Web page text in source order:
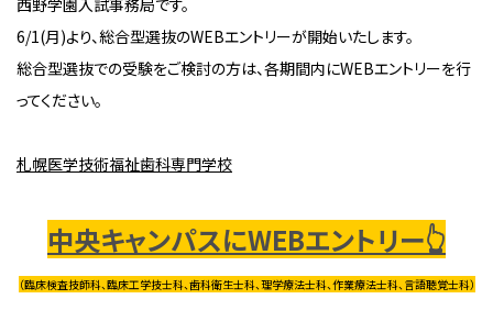
西野学園入試事務局です。
6/1(月)より、総合型選抜のWEBエントリーが開始いたします。
総合型選抜での受験をご検討の方は、各期間内にWEBエントリーを行
ってください。
札幌医学技術福祉歯科専門学校
中央キャンパスにWEBエントリー👆
（臨床検査技師科、臨床工学技士科、歯科衛生士科、理学療法士科、作業療法士科、言語聴覚士科）